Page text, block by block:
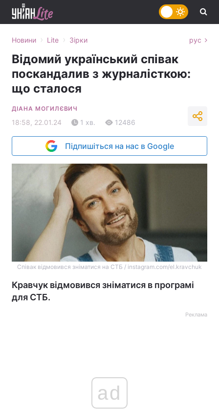
Новини › Lite › Зірки рус
Відомий український співак
поскандалив з журналісткою:
що сталося
ДІАНА МОГИЛЄВИЧ
18:58, 22.01.24 1 хв. 12486
Підпишіться на нас в Google
Співак відмовився зніматися на СТБ / instagram.com/el.kravchuk
Кравчук відмовився зніматися в програмі
для СТБ.
Реклама
ad